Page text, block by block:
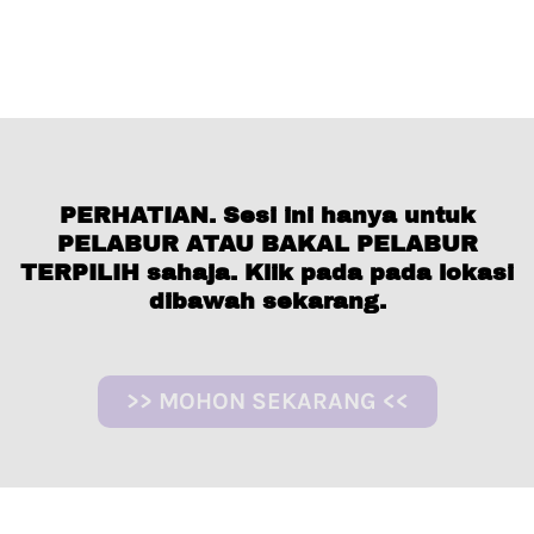
PERHATIAN. Sesi ini hanya untuk
PELABUR ATAU BAKAL PELABUR
TERPILIH sahaja. Klik pada pada lokasi
dibawah sekarang.
>> MOHON SEKARANG <<